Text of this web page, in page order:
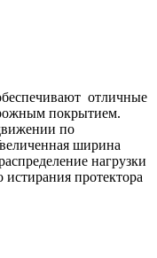
отличные
покрытием.
по
ширина
нагрузки
протектора